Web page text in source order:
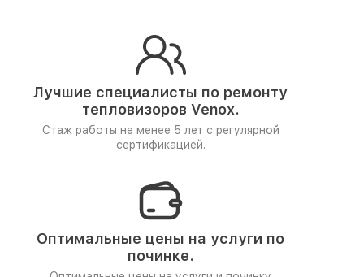
Лучшие специалисты по ремонту
тепловизоров Venox.
Стаж работы не менее 5 лет с регулярной
сертификацией.
Оптимальные цены на услуги по
починке.